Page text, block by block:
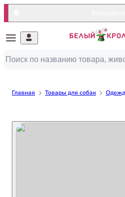
Главная Товары для собак